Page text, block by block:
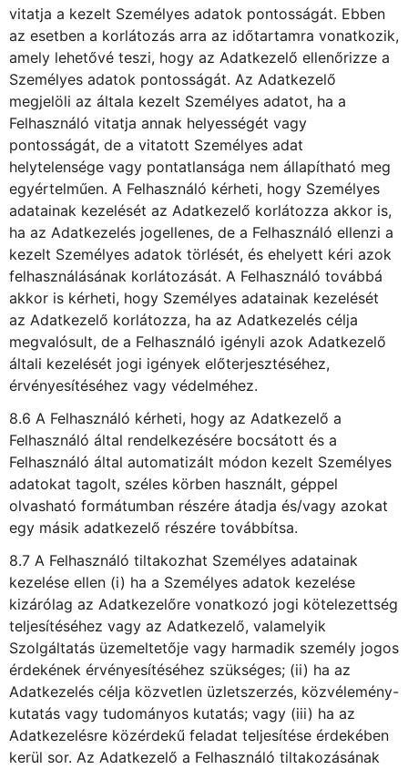
vitatja a kezelt Személyes adatok pontosságát. Ebben
az esetben a korlátozás arra az időtartamra vonatkozik,
amely lehetővé teszi, hogy az Adatkezelő ellenőrizze a
Személyes adatok pontosságát. Az Adatkezelő
megjelöli az általa kezelt Személyes adatot, ha a
Felhasználó vitatja annak helyességét vagy
pontosságát, de a vitatott Személyes adat
helytelensége vagy pontatlansága nem állapítható meg
egyértelműen. A Felhasználó kérheti, hogy Személyes
adatainak kezelését az Adatkezelő korlátozza akkor is,
ha az Adatkezelés jogellenes, de a Felhasználó ellenzi a
kezelt Személyes adatok törlését, és ehelyett kéri azok
felhasználásának korlátozását. A Felhasználó továbbá
akkor is kérheti, hogy Személyes adatainak kezelését
az Adatkezelő korlátozza, ha az Adatkezelés célja
megvalósult, de a Felhasználó igényli azok Adatkezelő
általi kezelését jogi igények előterjesztéséhez,
érvényesítéséhez vagy védelméhez.
8.6 A Felhasználó kérheti, hogy az Adatkezelő a
Felhasználó által rendelkezésére bocsátott és a
Felhasználó által automatizált módon kezelt Személyes
adatokat tagolt, széles körben használt, géppel
olvasható formátumban részére átadja és/vagy azokat
egy másik adatkezelő részére továbbítsa.
8.7 A Felhasználó tiltakozhat Személyes adatainak
kezelése ellen (i) ha a Személyes adatok kezelése
kizárólag az Adatkezelőre vonatkozó jogi kötelezettség
teljesítéséhez vagy az Adatkezelő, valamelyik
Szolgáltatás üzemeltetője vagy harmadik személy jogos
érdekének érvényesítéséhez szükséges; (ii) ha az
Adatkezelés célja közvetlen üzletszerzés, közvélemény-
kutatás vagy tudományos kutatás; vagy (iii) ha az
Adatkezelésre közérdekű feladat teljesítése érdekében
kerül sor. Az Adatkezelő a Felhasználó tiltakozásának